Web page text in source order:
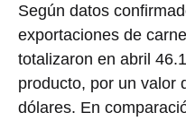
Según datos
exportaciones de
totalizaron en abril
producto, por un valor
dólares. En